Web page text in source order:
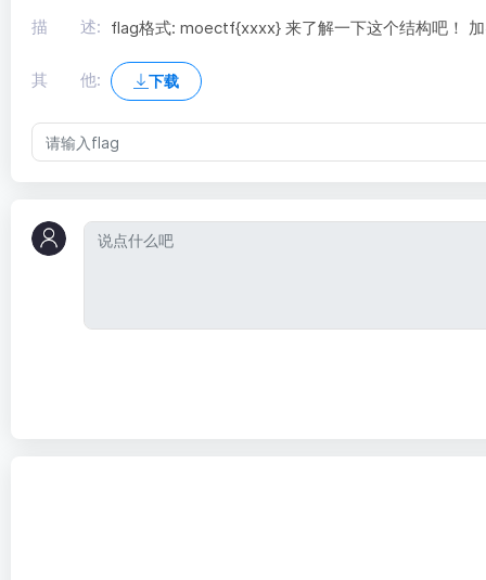
描 述: flag格式: moectf{xxxx} 来了解一下这个结构吧！
其 他: 下载